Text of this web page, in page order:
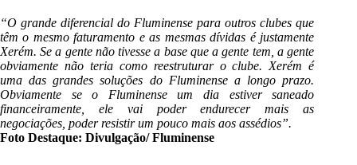
“O grande diferencial do Fluminense para outros clubes que
têm o mesmo faturamento e as mesmas dívidas é justamente
Xerém. Se a gente não tivesse a base que a gente tem, a gente
obviamente não teria como reestruturar o clube. Xerém é
uma das grandes soluções do Fluminense a longo prazo.
Obviamente se o Fluminense um dia estiver saneado
financeiramente, ele vai poder endurecer mais as
negociações, poder resistir um pouco mais aos assédios”.
Foto Destaque: Divulgação/ Fluminense